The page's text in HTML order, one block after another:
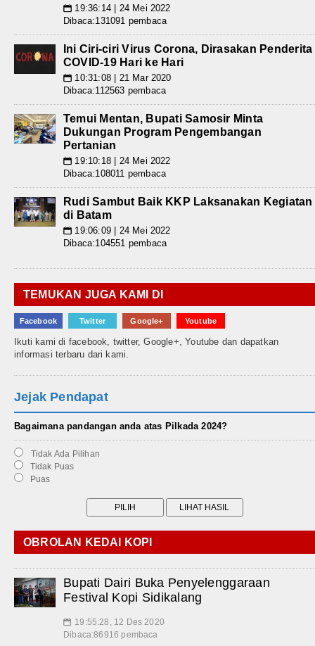
📅 19:36:14 | 24 Mei 2022
Dibaca:131091 pembaca
Ini Ciri-ciri Virus Corona, Dirasakan Penderita
COVID-19 Hari ke Hari
📅 10:31:08 | 21 Mar 2020
Dibaca:112563 pembaca
Temui Mentan, Bupati Samosir Minta
Dukungan Program Pengembangan
Pertanian
📅 19:10:18 | 24 Mei 2022
Dibaca:108011 pembaca
Rudi Sambut Baik KKP Laksanakan Kegiatan
di Batam
📅 19:06:09 | 24 Mei 2022
Dibaca:104551 pembaca
TEMUKAN JUGA KAMI DI
Facebook Twitter Google+ Youtube
Ikuti kami di facebook, twitter, Google+, Youtube dan dapatkan
informasi terbaru dari kami.
Jejak Pendapat
Bagaimana pandangan anda atas Pilkada 2024?
Tidak Ada Pilihan
Tidak Puas
Puas
OBROLAN KEDAI KOPI
Bupati Dairi Buka Penyelenggaraan
Festival Kopi Sidikalang
📅 19:55:28, 12 Des 2020
Dibaca:86916 pembaca